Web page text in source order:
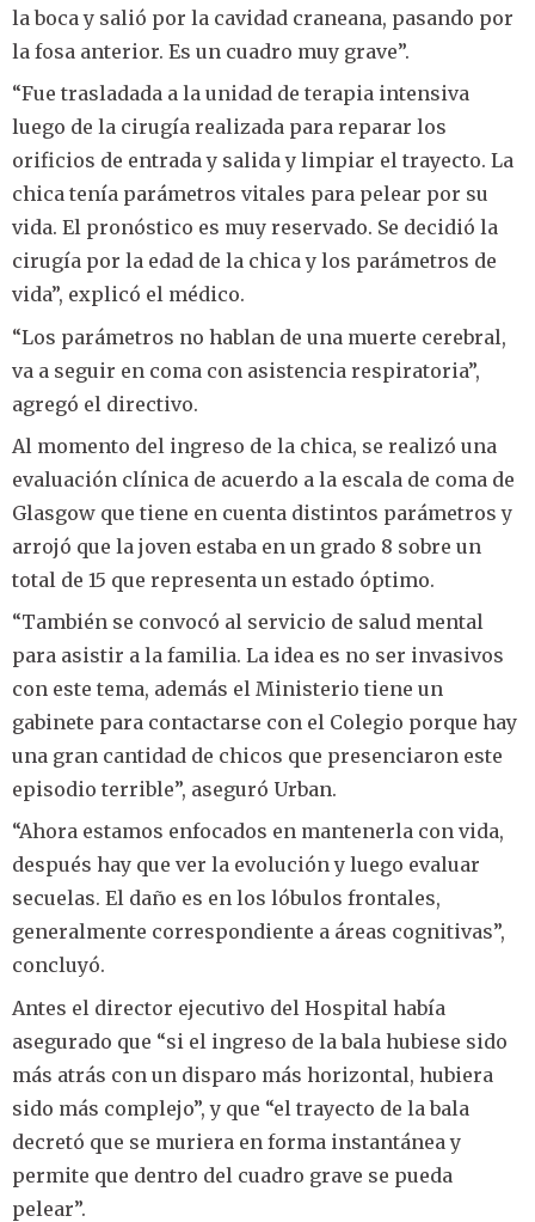
la boca y salió por la cavidad craneana, pasando por
la fosa anterior. Es un cuadro muy grave”.
“Fue trasladada a la unidad de terapia intensiva
luego de la cirugía realizada para reparar los
orificios de entrada y salida y limpiar el trayecto. La
chica tenía parámetros vitales para pelear por su
vida. El pronóstico es muy reservado. Se decidió la
cirugía por la edad de la chica y los parámetros de
vida”, explicó el médico.
“Los parámetros no hablan de una muerte cerebral,
va a seguir en coma con asistencia respiratoria”,
agregó el directivo.
Al momento del ingreso de la chica, se realizó una
evaluación clínica de acuerdo a la escala de coma de
Glasgow que tiene en cuenta distintos parámetros y
arrojó que la joven estaba en un grado 8 sobre un
total de 15 que representa un estado óptimo.
“También se convocó al servicio de salud mental
para asistir a la familia. La idea es no ser invasivos
con este tema, además el Ministerio tiene un
gabinete para contactarse con el Colegio porque hay
una gran cantidad de chicos que presenciaron este
episodio terrible”, aseguró Urban.
“Ahora estamos enfocados en mantenerla con vida,
después hay que ver la evolución y luego evaluar
secuelas. El daño es en los lóbulos frontales,
generalmente correspondiente a áreas cognitivas”,
concluyó.
Antes el director ejecutivo del Hospital había
asegurado que “si el ingreso de la bala hubiese sido
más atrás con un disparo más horizontal, hubiera
sido más complejo”, y que “el trayecto de la bala
decretó que se muriera en forma instantánea y
permite que dentro del cuadro grave se pueda
pelear”.